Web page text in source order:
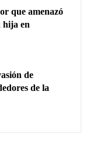
que amenazó
hija en
de
de la